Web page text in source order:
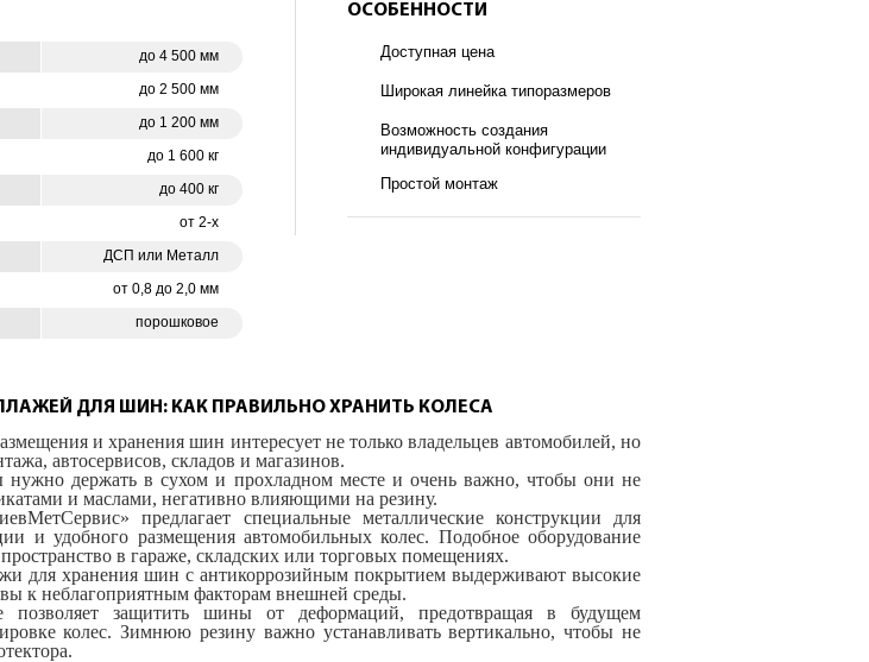
до 4 500 мм
до 2 500 мм
до 1 200 мм
до 1 600 кг
до 400 кг
от 2-х
ДСП или Металл
от 0,8 до 2,0 мм
порошковое
ОСОБЕННОСТИ
Доступная цена
Широкая линейка типоразмеров
Возможность создания
индивидуальной конфигурации
Простой монтаж
ДЛЯ ШИН: КАК ПРАВИЛЬНО ХРАНИТЬ КОЛЕСА
и хранения шин интересует не только владельцев автомобилей, но
автосервисов, складов и магазинов.
держать в сухом и прохладном месте и очень важно, чтобы они не
и маслами, негативно влияющими на резину.
предлагает специальные металлические конструкции для
и удобного размещения автомобильных колес. Подобное оборудование
в гараже, складских или торговых помещениях.
для хранения шин с антикоррозийным покрытием выдерживают высокие
к неблагоприятным факторам внешней среды.
позволяет защитить шины от деформаций, предотвращая в будущем
колес. Зимнюю резину важно устанавливать вертикально, чтобы не